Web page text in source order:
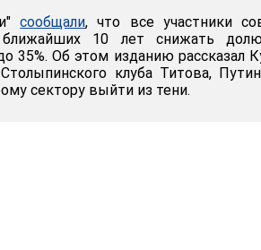
сообщали, что все участники
10 лет снижать
35%. Об этом изданию рассказал
клуба Титова,
сектору выйти из тени.